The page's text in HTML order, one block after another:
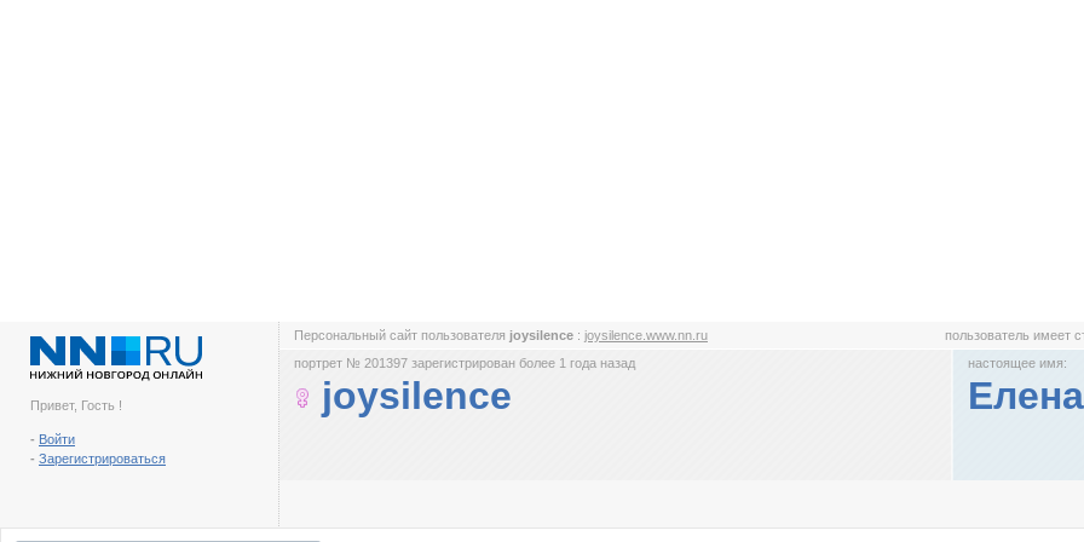
Привет, Гость !
- Войти
- Зарегистрироваться
Персональный сайт пользователя joysilence : joysilence.www.nn.ru пользователь имеет
портрет № 201397 зарегистрирован более 1 года назад
joysilence
настоящее имя:
Елена